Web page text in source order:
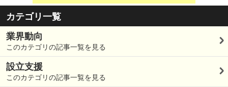
カテゴリ一覧
業界動向
このカテゴリの記事一覧を見る
設立支援
このカテゴリの記事一覧を見る